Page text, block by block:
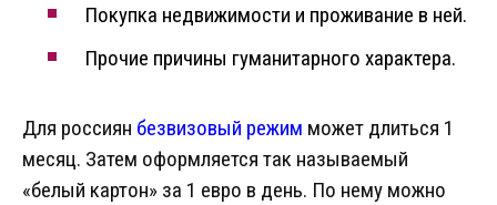
Покупка недвижимости и проживание в ней.
Прочие причины гуманитарного характера.
Для россиян безвизовый режим может длиться 1
месяц. Затем оформляется так называемый
«белый картон» за 1 евро в день. По нему можно